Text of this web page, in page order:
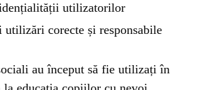
utilizatorilor
utilizări corecte și responsabile
au început să fie utilizați în